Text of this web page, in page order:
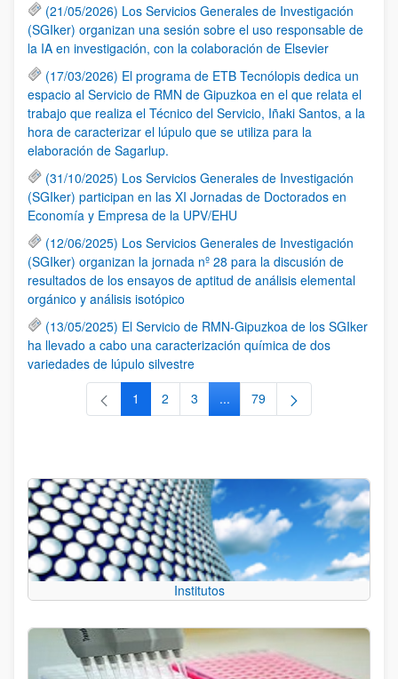
(21/05/2026) Los Servicios Generales de Investigación
(SGIker) organizan una sesión sobre el uso responsable de
la IA en investigación, con la colaboración de Elsevier
(17/03/2026) El programa de ETB Tecnólopis dedica un
espacio al Servicio de RMN de Gipuzkoa en el que relata el
trabajo que realiza el Técnico del Servicio, Iñaki Santos, a la
hora de caracterizar el lúpulo que se utiliza para la
elaboración de Sagarlup.
(31/10/2025) Los Servicios Generales de Investigación
(SGIker) participan en las XI Jornadas de Doctorados en
Economía y Empresa de la UPV/EHU
(12/06/2025) Los Servicios Generales de Investigación
(SGIker) organizan la jornada nº 28 para la discusión de
resultados de los ensayos de aptitud de análisis elemental
orgánico y análisis isotópico
(13/05/2025) El Servicio de RMN-Gipuzkoa de los SGIker
ha llevado a cabo una caracterización química de dos
variedades de lúpulo silvestre
Página
1 Página
2 Página
3 ...Páginas intermedias Use TAB
Página
79
Institutos